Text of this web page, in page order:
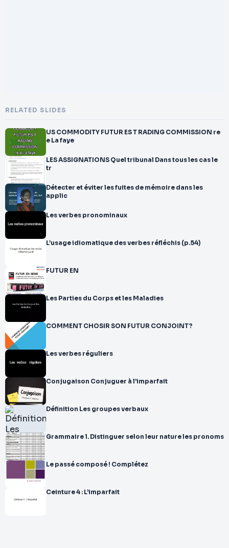
RELATED SLIDES
US COMMODITY FUTUR ES T RADING COMMISSION re
e La faye
LES ASSIGNATIONS Quel tribunal Dans tous les cas le
tr
Détecter et éviter les fuites de mémoire dans les
applic
Les verbes pronominaux
L’usage idiomatique des verbes réfléchis (p.54)
FUTUR EN
Les Parties du Corps et les Maladies
COMMENT CHOSIR SON FUTUR CONJOINT?
Les verbes réguliers
Conjugaison Conjuguer à l’imparfait
Définition Les groupes verbaux
Grammaire 1. Distinguer selon leur nature les pronoms
Le passé composé ! Complétez
Ceinture 4 : L’imparfait